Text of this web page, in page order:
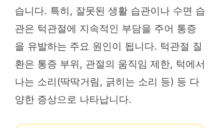
습니다. 특히, 잘못된 생활 습관이나 수면 습
관은 턱관절에 지속적인 부담을 주어 통증
을 유발하는 주요 원인이 됩니다. 턱관절 질
환은 통증 부위, 관절의 움직임 제한, 턱에서
나는 소리(딱딱거림, 긁히는 소리 등) 등 다
양한 증상으로 나타납니다.